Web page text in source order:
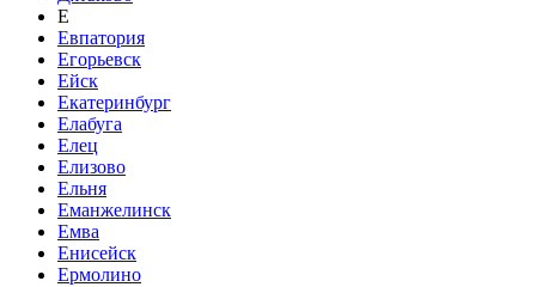
Е
Евпатория
Егорьевск
Ейск
Екатеринбург
Елабуга
Елец
Елизово
Ельня
Еманжелинск
Емва
Енисейск
Ермолино